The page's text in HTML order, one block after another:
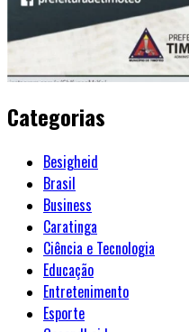
Categorias
Besigheid
Brasil
Business
Caratinga
Ciência e Tecnologia
Educação
Entretenimento
Esporte